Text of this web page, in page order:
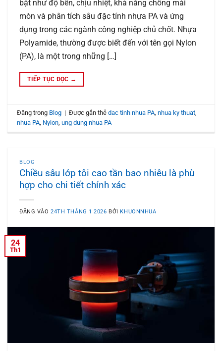
bật như độ bền, chịu nhiệt, khả năng chống mài
mòn và phân tích sâu đặc tính nhựa PA và ứng
dụng trong các ngành công nghiệp chủ chốt. Nhựa
Polyamide, thường được biết đến với tên gọi Nylon
(PA), là một trong những […]
TIẾP TỤC ĐỌC →
Đăng trong Blog | Được gắn thẻdac tinh nhua PA ,nhua ky thuat
nhua PA Nylon ,ung dung nhua PA
BLOG
Chiều sâu lớp tôi cao tần bao nhiêu là phù
hợp cho chi tiết chính xác
ĐĂNG VÀO24TH THÁNG 1 2026 BỞI KHUONNHUA
24
Th1